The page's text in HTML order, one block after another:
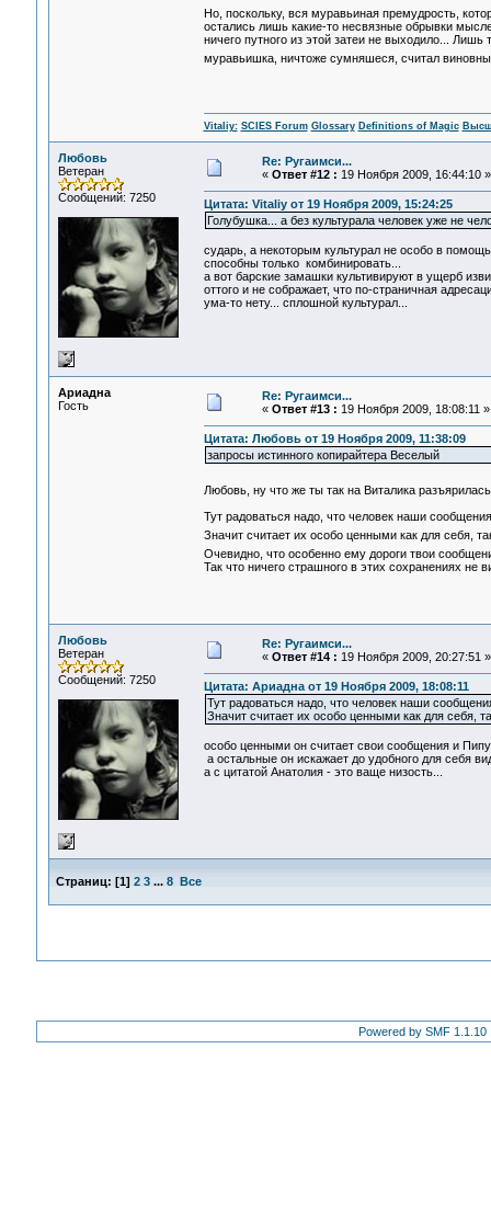
Но, поскольку, вся муравьиная премудрость,
остались лишь какие-то несвязные обрывки
ничего путного из этой затеи не выходило...
муравьишка, ничтоже сумняшеся, считал
Vitaliy: SCIES Forum Glossary Definitions of Magic
Любовь
Ветеран
Сообщений: 7250
Re: Ругаимси...
« Ответ #12 : 19 Ноября 2009, 16:44:10 »
Цитата: Vitaliy от 19 Ноября 2009, 15:24:25
Голубушка... а без культурала человек уже не
сударь, а некоторым культурал не особо в
способны только комбинировать...
а вот барские замашки культивируют в ущерб
оттого и не сображает, что по-страничная
ума-то нету... сплошной культурал...
Ариадна
Гость
Re: Ругаимси...
« Ответ #13 : 19 Ноября 2009, 18:08:11 »
Цитата: Любовь от 19 Ноября 2009, 11:38:09
запросы истинного копирайтера Веселый
Любовь, ну что же ты так на Виталика
Тут радоваться надо, что человек наши
Значит считает их особо ценными как для себя,
Очевидно, что особенно ему дороги твои
Так что ничего страшного в этих сохранениях не
Любовь
Ветеран
Сообщений: 7250
Re: Ругаимси...
« Ответ #14 : 19 Ноября 2009, 20:27:51 »
Цитата: Ариадна от 19 Ноября 2009, 18:08:11
Тут радоваться надо, что человек наши
Значит считает их особо ценными как для себя,
особо ценными он считает свои сообщения и
а остальные он искажает до удобного для себя
а с цитатой Анатолия - это ваще низость...
Страниц: [1] 2 3 ... 8 Все
Powered by SMF 1.1.10